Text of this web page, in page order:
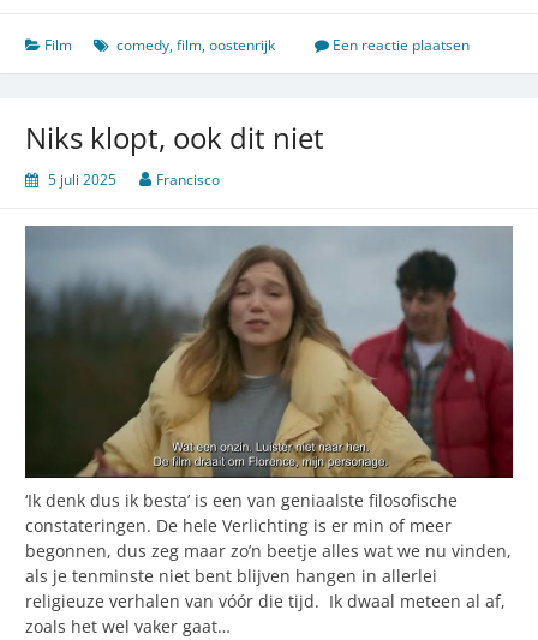
dan
echt
Film comedy,film,oostenrijk Een reactie plaatsen
Niks klopt, ook dit niet
5 juli 2025 Francisco
‘Ik denk dus ik besta’ is een van geniaalste filosofische
constateringen. De hele Verlichting is er min of meer
begonnen, dus zeg maar zo’n beetje alles wat we nu vinden,
als je tenminste niet bent blijven hangen in allerlei
religieuze verhalen van vóór die tijd. Ik dwaal meteen al af,
zoals het wel vaker gaat…